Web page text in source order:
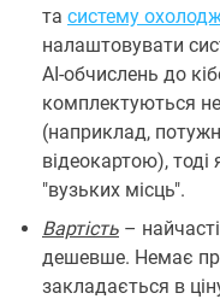
та систему
налаштовувати
AI-обчислень до
комплектуються
(наприклад,
відеокартою), тоді
"вузьких місць".
Вартість –
дешевше. Немає
закладається в